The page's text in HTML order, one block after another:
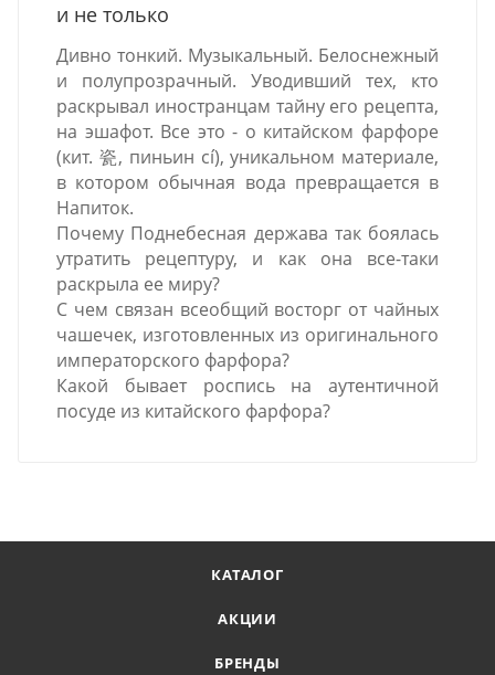
и не только
Дивно тонкий. Музыкальный. Белоснежный
и полупрозрачный. Уводивший тех, кто
раскрывал иностранцам тайну его рецепта,
на эшафот. Все это - о китайском фарфоре
(кит. 瓷, пиньин cí), уникальном материале,
в котором обычная вода превращается в
Напиток.
Почему Поднебесная держава так боялась
утратить рецептуру, и как она все-таки
раскрыла ее миру?
С чем связан всеобщий восторг от чайных
чашечек, изготовленных из оригинального
императорского фарфора?
Какой бывает роспись на аутентичной
посуде из китайского фарфора?
КАТАЛОГ
АКЦИИ
БРЕНДЫ